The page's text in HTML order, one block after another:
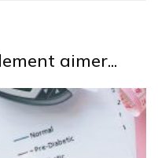
aimer...